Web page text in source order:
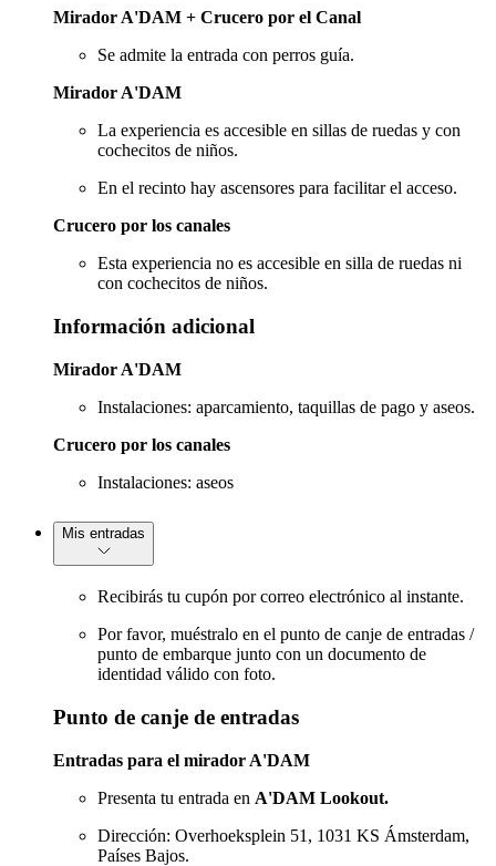
Mirador A'DAM + Crucero por el Canal
Se admite la entrada con perros guía.
Mirador A'DAM
La experiencia es accesible en sillas de ruedas y con
cochecitos de niños.
En el recinto hay ascensores para facilitar el acceso.
Crucero por los canales
Esta experiencia no es accesible en silla de ruedas ni
con cochecitos de niños.
Información adicional
Mirador A'DAM
Instalaciones: aparcamiento, taquillas de pago y aseos.
Crucero por los canales
Instalaciones: aseos
Mis entradas
Recibirás tu cupón por correo electrónico al instante.
Por favor, muéstralo en el punto de canje de entradas /
punto de embarque junto con un documento de
identidad válido con foto.
Punto de canje de entradas
Entradas para el mirador A'DAM
Presenta tu entrada en A'DAM Lookout.
Dirección: Overhoeksplein 51, 1031 KS Ámsterdam,
Países Bajos.